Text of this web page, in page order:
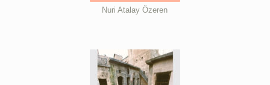
Nuri Atalay Özeren